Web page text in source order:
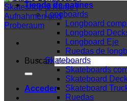
Buscar:
Acceder
Tienda de patines
Longboards
Longboard
Longboard
Longboard Eje
Ruedas de
Skateboards
Skateboards
Skateboard
Skateboard
Ruedas